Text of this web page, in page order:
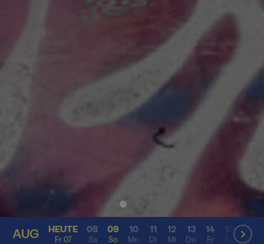
AUG HEUTE
Fr 07
08
Sa
09
So
10
Mo
11
Di
12
Mi
13
Do
14
Fr
15
Sa
16
So
AUG